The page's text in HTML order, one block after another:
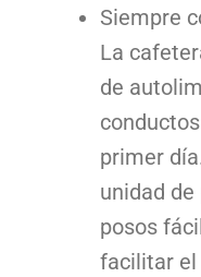
Siempre
La
de
primer
unidad
posos
facilitar